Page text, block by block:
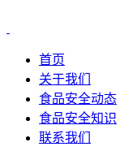
首页
关于我们
食品安全动态
食品安全知识
联系我们